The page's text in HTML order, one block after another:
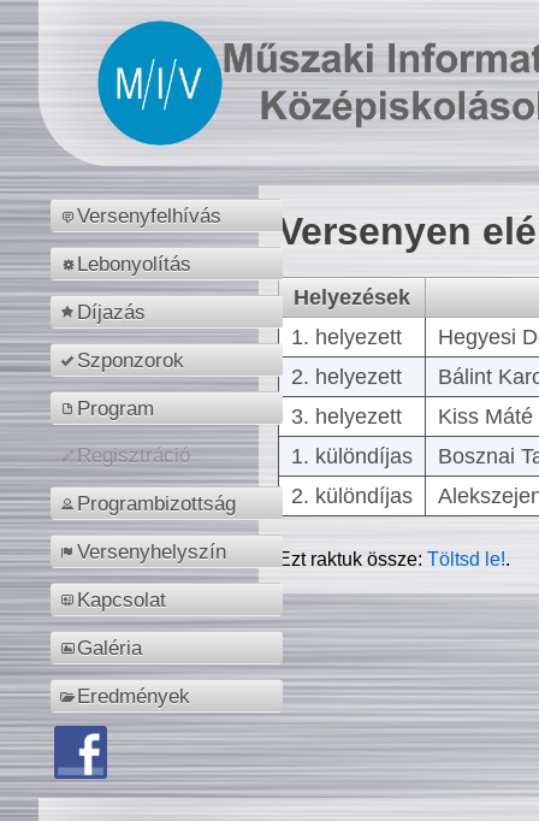
Versenyfelhívás
Lebonyolítás
Díjazás
Szponzorok
Program
Regisztráció
Programbizottság
Versenyhelyszín
Kapcsolat
Galéria
Eredmények
Versenyen
Helyezések
1. helyezett
Hegyesi
2. helyezett
Bálint
3. helyezett
Kiss
1. különdíjas
Bosznai
2. különdíjas
Ezt raktuk össze:Töltsd le!.